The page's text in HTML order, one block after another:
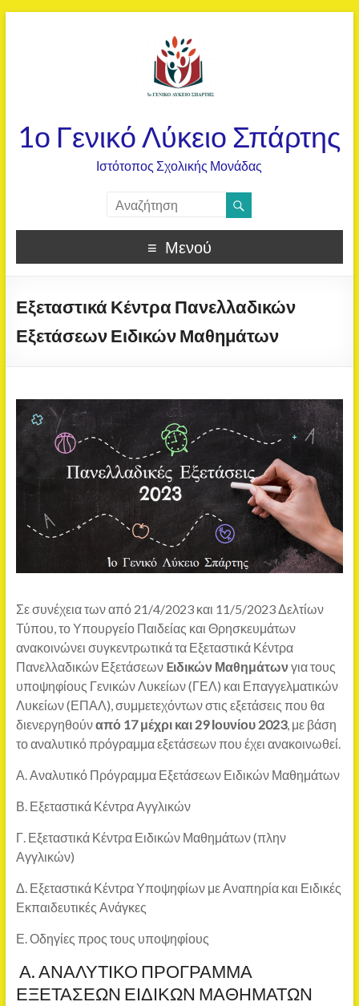
1ο Γενικό Λύκειο Σπάρτης
Ιστότοπος Σχολικής Μονάδας
Μενού
Εξεταστικά Κέντρα Πανελλαδικών
Εξετάσεων Ειδικών Μαθημάτων
Σε συνέχεια των από 21/4/2023 και 11/5/2023 Δελτίων
Τύπου, το Υπουργείο Παιδείας και Θρησκευμάτων
ανακοινώνει συγκεντρωτικά τα Εξεταστικά Κέντρα
Πανελλαδικών Εξετάσεων Eιδικών Μαθημάτων για τους
υποψηφίους Γενικών Λυκείων (ΓΕΛ) και Επαγγελματικών
Λυκείων (ΕΠΑΛ), συμμετεχόντων στις εξετάσεις που θα
διενεργηθούναπό 17 μέχρι και 29 Ιουνίου 2023, με βάση
το αναλυτικό πρόγραμμα εξετάσεων που έχει ανακοινωθεί.
Α. Αναλυτικό Πρόγραμμα Εξετάσεων Ειδικών Μαθημάτων
Β. Εξεταστικά Κέντρα Αγγλικών
Γ. Εξεταστικά Κέντρα Ειδικών Μαθημάτων (πλην
Αγγλικών)
Δ. Εξεταστικά Κέντρα Υποψηφίων με Αναπηρία και Ειδικές
Εκπαιδευτικές Ανάγκες
Ε. Οδηγίες προς τους υποψηφίους
Α. ΑΝΑΛΥΤΙΚΟ ΠΡΟΓΡΑΜΜΑ
ΕΞΕΤΑΣΕΩΝ ΕΙΔΙΚΩΝ ΜΑΘΗΜΑΤΩΝ